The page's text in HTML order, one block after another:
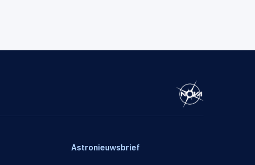
Astronieuwsbrief